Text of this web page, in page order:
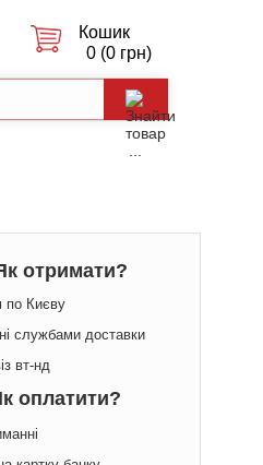
Кошик
0 (0 грн)
отримати?
по Києву
службами доставки
вт-нд
оплатити?